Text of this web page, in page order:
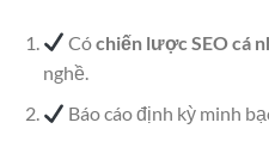
Cóchiến lược SEO cá
nghề.
Báo cáo định kỳ minh